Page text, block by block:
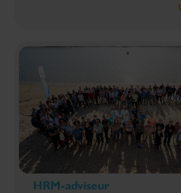
financieel vlak adviseert, vind je bij ons
kunnen betekenen? Lees snel verder.
HRM-adviseur